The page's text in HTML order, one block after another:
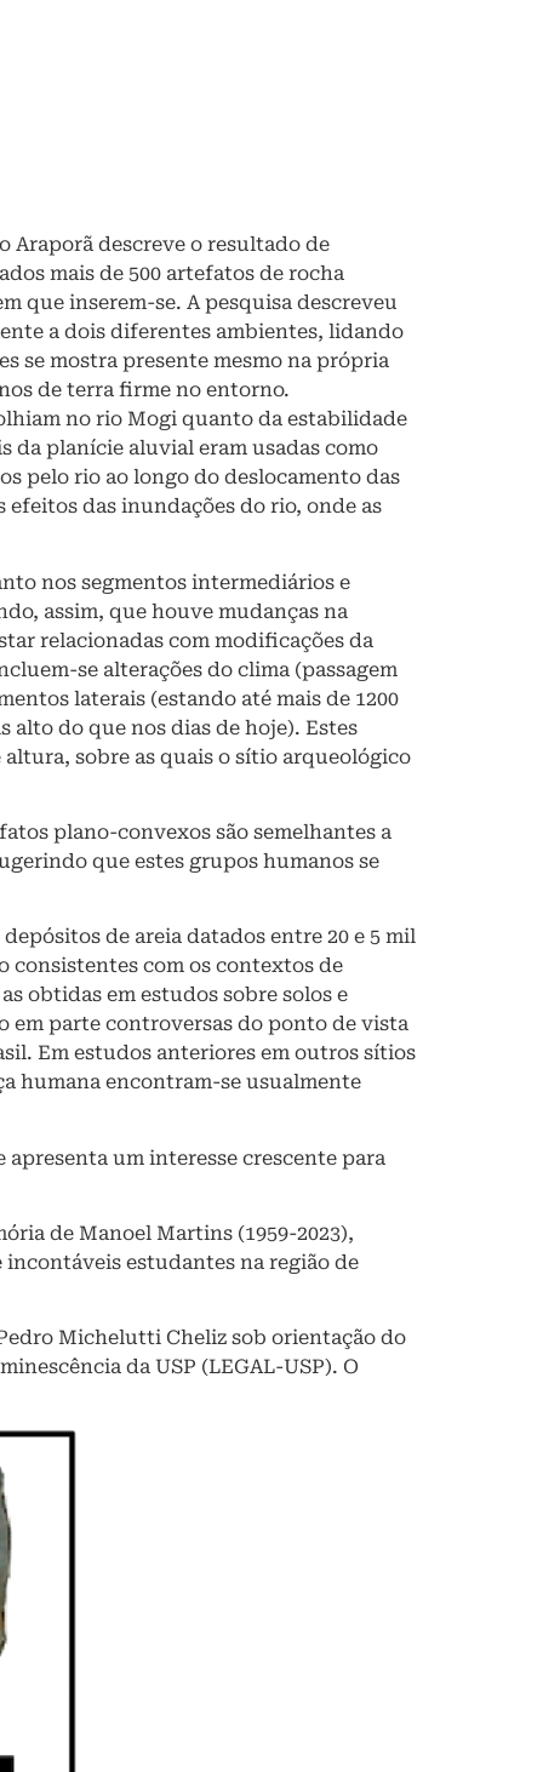
Araporã descreve o resultado de
mais de 500 artefatos de rocha
que inserem-se. A pesquisa descreveu
a dois diferentes ambientes, lidando
se mostra presente mesmo na própria
de terra firme no entorno.
no rio Mogi quanto da estabilidade
da planície aluvial eram usadas como
pelo rio ao longo do deslocamento das
das inundações do rio, onde as
nos segmentos intermediários e
assim, que houve mudanças na
relacionadas com modificações da
se alterações do clima (passagem
laterais (estando até mais de 1200
alto do que nos dias de hoje). Estes
sobre as quais o sítio arqueológico
plano-convexos são semelhantes a
que estes grupos humanos se
de areia datados entre 20 e 5 mil
consistentes com os contextos de
obtidas em estudos sobre solos e
em parte controversas do ponto de vista
Em estudos anteriores em outros sítios
humana encontram-se usualmente
um interesse crescente para
de Manoel Martins (1959-2023),
estudantes na região de
Michelutti Cheliz sob orientação do
da USP (LEGAL-USP). O